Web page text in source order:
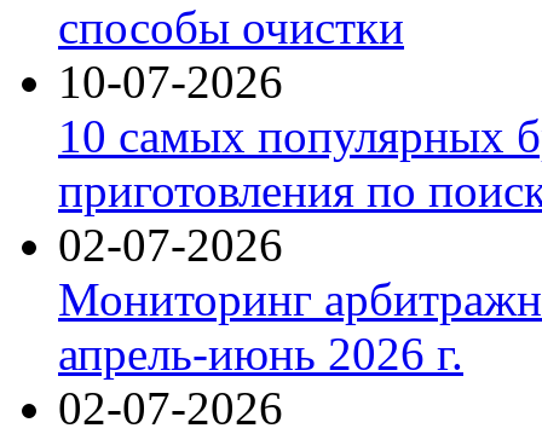
способы очистки
10-07-2026
10 самых популярных
приготовления по
02-07-2026
Мониторинг
апрель-июнь 2026 г.
02-07-2026